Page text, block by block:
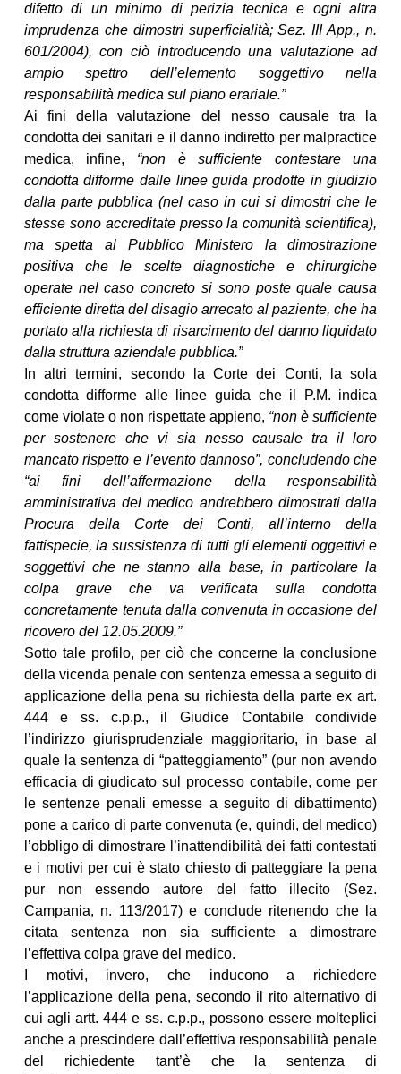
difetto di un minimo di perizia tecnica e ogni altra
imprudenza che dimostri superficialità; Sez. III App., n.
601/2004), con ciò introducendo una valutazione ad
ampio spettro dell’elemento soggettivo nella
responsabilità medica sul piano erariale.”
Ai fini della valutazione del nesso causale tra la
condotta dei sanitari e il danno indiretto per malpractice
medica, infine, “non è sufficiente contestare una
condotta difforme dalle linee guida prodotte in giudizio
dalla parte pubblica (nel caso in cui si dimostri che le
stesse sono accreditate presso la comunità scientifica),
ma spetta al Pubblico Ministero la dimostrazione
positiva che le scelte diagnostiche e chirurgiche
operate nel caso concreto si sono poste quale causa
efficiente diretta del disagio arrecato al paziente, che ha
portato alla richiesta di risarcimento del danno liquidato
dalla struttura aziendale pubblica.”
In altri termini, secondo la Corte dei Conti, la sola
condotta difforme alle linee guida che il P.M. indica
come violate o non rispettate appieno, “non è sufficiente
per sostenere che vi sia nesso causale tra il loro
mancato rispetto e l’evento dannoso”, concludendo che
“ai fini dell’affermazione della responsabilità
amministrativa del medico andrebbero dimostrati dalla
Procura della Corte dei Conti, all’interno della
fattispecie, la sussistenza di tutti gli elementi oggettivi e
soggettivi che ne stanno alla base, in particolare la
colpa grave che va verificata sulla condotta
concretamente tenuta dalla convenuta in occasione del
ricovero del 12.05.2009.”
Sotto tale profilo, per ciò che concerne la conclusione
della vicenda penale con sentenza emessa a seguito di
applicazione della pena su richiesta della parte ex art.
444 e ss. c.p.p., il Giudice Contabile condivide
l’indirizzo giurisprudenziale maggioritario, in base al
quale la sentenza di “patteggiamento” (pur non avendo
efficacia di giudicato sul processo contabile, come per
le sentenze penali emesse a seguito di dibattimento)
pone a carico di parte convenuta (e, quindi, del medico)
l’obbligo di dimostrare l’inattendibilità dei fatti contestati
e i motivi per cui è stato chiesto di patteggiare la pena
pur non essendo autore del fatto illecito (Sez.
Campania, n. 113/2017) e conclude ritenendo che la
citata sentenza non sia sufficiente a dimostrare
l’effettiva colpa grave del medico.
I motivi, invero, che inducono a richiedere
l’applicazione della pena, secondo il rito alternativo di
cui agli artt. 444 e ss. c.p.p., possono essere molteplici
anche a prescindere dall’effettiva responsabilità penale
del richiedente tant’è che la sentenza di